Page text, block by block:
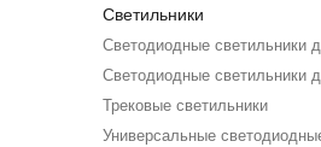
Светильники
Светодиодные светильники
Светодиодные светильники
Трековые светильники
Универсальные